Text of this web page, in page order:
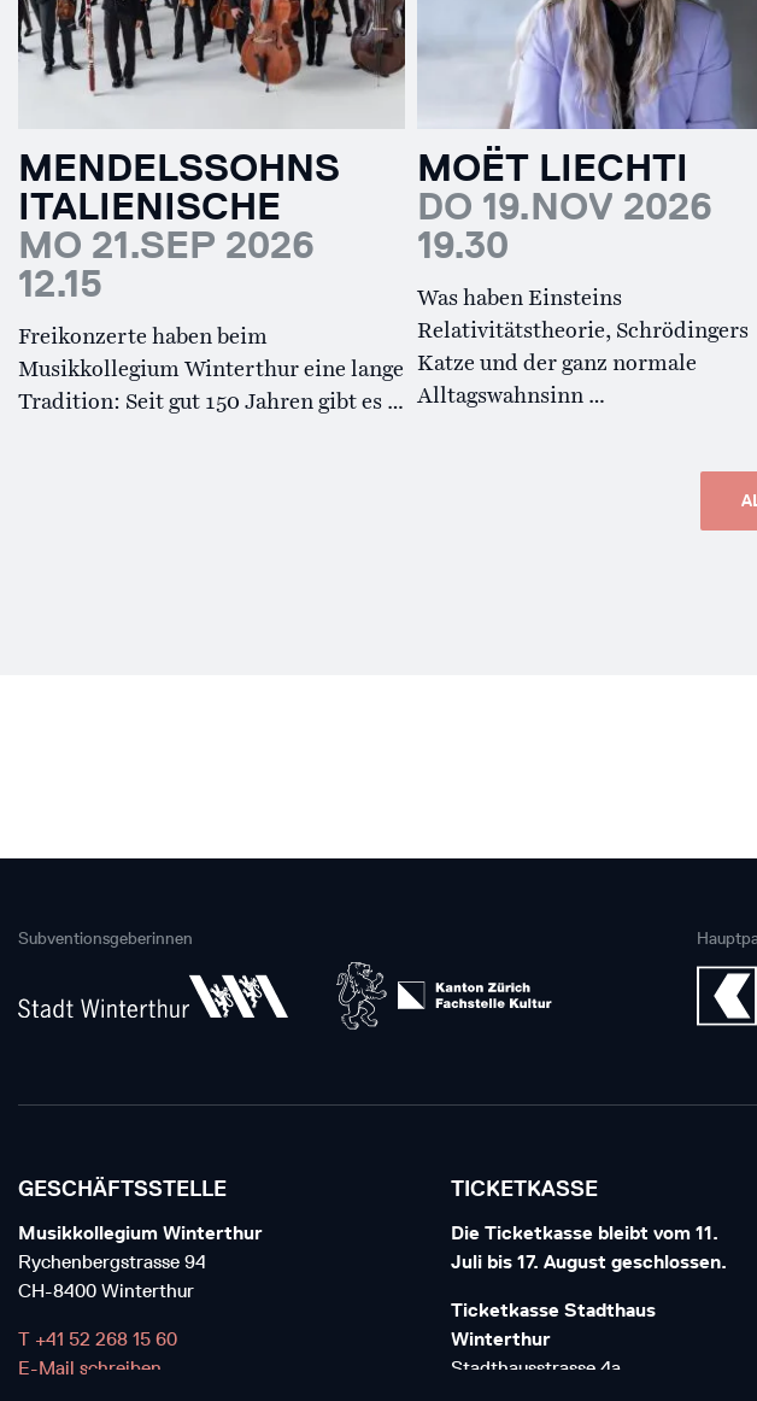
MENDELSSOHNS
ITALIENISCHE
MO 21.SEP 2026
12.15
Freikonzerte haben beim
Musikkollegium Winterthur eine lange
Tradition: Seit gut 150 Jahren gibt es …
MOËT LIECHTI
DO 19.NOV 2026
19.30
Was haben Einsteins
Relativitätstheorie, Schrödingers
Katze und der ganz normale
Alltagswahnsinn …
Subventionsgeberinnen
GESCHÄFTSSTELLE
Musikkollegium Winterthur
Rychenbergstrasse 94
CH-8400 Winterthur
T +41 52 268 15 60
E-Mail schreiben
TICKETKASSE
Die Ticketkasse bleibt vom 11.
Juli bis 17. August geschlossen.
Ticketkasse Stadthaus
Winterthur
Stadthausstrasse 4a